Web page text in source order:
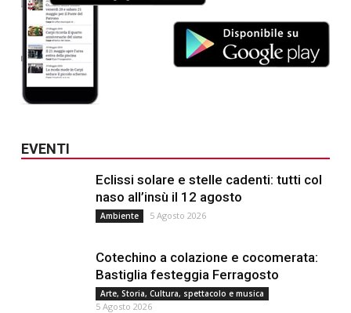
EVENTI
Eclissi solare e stelle cadenti: tutti col
naso all’insù il 12 agosto
Ambiente 5 Agosto 2026
Cotechino a colazione e cocomerata:
Bastiglia festeggia Ferragosto
Arte, Storia, Cultura, spettacolo e musica
5 Agosto 2026